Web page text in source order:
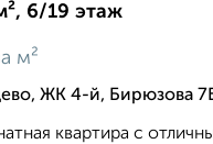
6/19 этаж
м²
ЖК 4-й, Бирюзова
квартира с